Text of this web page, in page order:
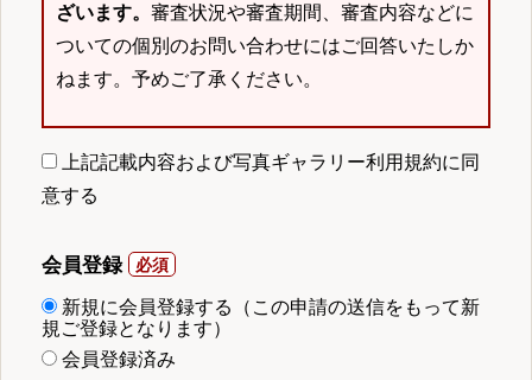
ざいます。 審査状況や審査期間、審査内容などに
ついての個別のお問い合わせにはご回答いたしか
ねます。予めご了承ください。
上記記載内容および写真ギャラリー利用規約に同
意する
会員登録
新規に会員登録する（この申請の送信をもって新
規ご登録となります）
会員登録済み